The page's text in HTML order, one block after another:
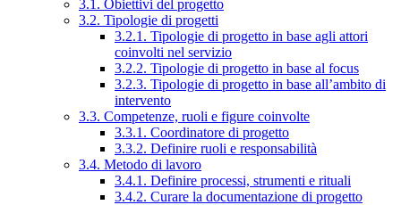
3.1. Obiettivi del progetto
3.2. Tipologie di progetti
3.2.1. Tipologie di progetto in base agli attori
coinvolti nel servizio
3.2.2. Tipologie di progetto in base al focus
3.2.3. Tipologie di progetto in base all’ambito di
intervento
3.3. Competenze, ruoli e figure coinvolte
3.3.1. Coordinatore di progetto
3.3.2. Definire ruoli e responsabilità
3.4. Metodo di lavoro
3.4.1. Definire processi, strumenti e rituali
3.4.2. Curare la documentazione di progetto